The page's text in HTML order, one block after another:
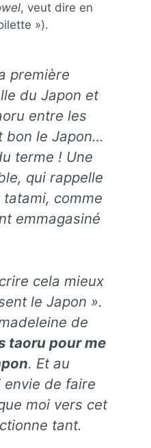
, veut dire en
»).
première
du Japon et
entre les
bon le Japon…
terme ! Une
qui rappelle
comme
emmagasiné
cela mieux
le Japon ».
de
taoru pour me
. Et au
envie de faire
moi vers cet
tant.